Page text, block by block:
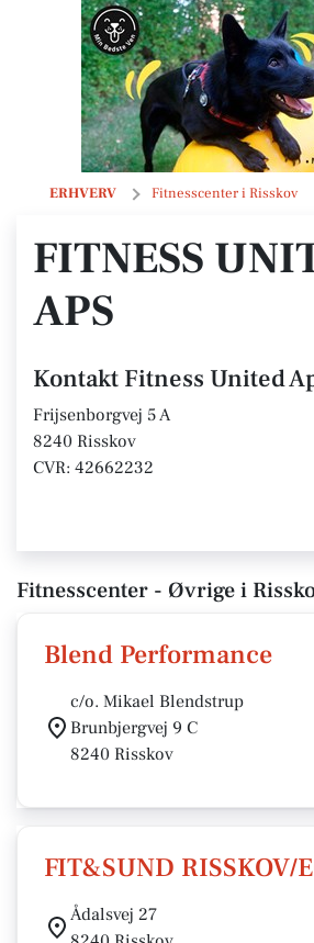
ERHVERV Fitnesscenter i Risskov
Fitness United ApS
FITNESS
APS
Kontakt Fitness United
Frijsenborgvej 5 A
8240 Risskov
CVR: 42662232
Fitnesscenter - Øvrige i
Blend Performance
c/o. Mikael Blendstrup
Brunbjergvej 9 C
8240 Risskov
FIT&SUND RISSKOV/
Ådalsvej 27